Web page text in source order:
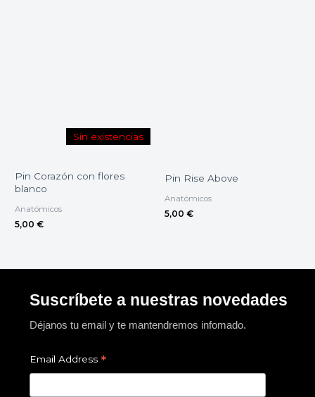
Sin existencias
Pin Corazón con flores
blanco
Anatómicos
5,00 €
Pin Rise Above
Anatómicos
5,00 €
Suscríbete a nuestras novedades
Déjanos tu email y te mantendremos infomado.
Email Address *